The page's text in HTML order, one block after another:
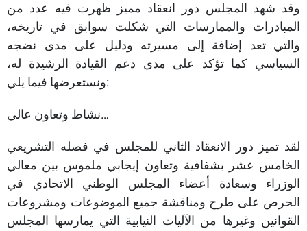
وقد شهد المجلس دور انعقاد مميز ظهرت فيه عدد من
المبادرات والممارسات التي شكلت سوابق في تاريخه،
والتي تعد إضافة إلى مسيرته ودليل على مدى نضجه
السياسي كما تؤكد على مدى دعم القيادة الرشيدة له،
ونستعرضها فيما يلي:
نشاط وتعاون عالي…
لقد تميز دور الانعقاد الثاني للمجلس في فصله التشريعي
الخامس عشر بشفافية وتعاون إيجابي ملموس بين معالي
الوزراء وسعادة أعضاء المجلس الوطني الاتحادي في
الحرص على طرح ومناقشة جميع الموضوعات ومشروعات
القوانين وغيرها من الآليات النيابية التي يمارسها المجلس